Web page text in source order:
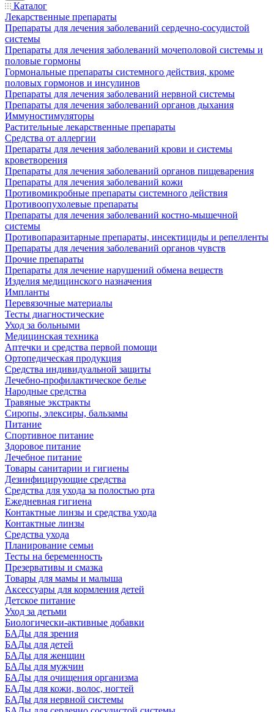
Каталог
Лекарственные препараты
Препараты для лечения заболеваний сердечно-сосудистой
системы
Препараты для лечения заболеваний мочеполовой системы и
половые гормоны
Гормональные препараты системного действия, кроме
половых гормонов и инсулинов
Препараты для лечения заболеваний нервной системы
Препараты для лечения заболеваний органов дыхания
Иммуностимуляторы
Растительные лекарственные препараты
Средства от аллергии
Препараты для лечения заболеваний крови и системы
кроветворения
Препараты для лечения заболеваний органов пищеварения
Препараты для лечения заболеваний кожи
Противомикробные препараты системного действия
Противоопухолевые препараты
Препараты для лечения заболеваний костно-мышечной
системы
Противопаразитарные препараты, инсектициды и репелленты
Препараты для лечения заболеваний органов чувств
Прочие препараты
Препараты для лечение нарушений обмена веществ
Изделия медицинского назначения
Импланты
Перевязочные материалы
Тесты диагностические
Уход за больными
Медицинская техника
Аптечки и средства первой помощи
Ортопедическая продукция
Средства индивидуальной защиты
Лечебно-профилактическое белье
Народные средства
Травяные экстракты
Сиропы, элексиры, бальзамы
Питание
Спортивное питание
Здоровое питание
Лечебное питание
Товары санитарии и гигиены
Дезинфицирующие средства
Средства для ухода за полостью рта
Ежедневная гигиена
Контактные линзы и средства ухода
Контактные линзы
Средства ухода
Планирование семьи
Тесты на беременность
Презервативы и смазка
Товары для мамы и малыша
Аксессуары для кормления детей
Детское питание
Уход за детьми
Биологически-активные добавки
БАДы для зрения
БАДы для детей
БАДы для женщин
БАДы для мужчин
БАДы для очищения организма
БАДы для кожи, волос, ногтей
БАДы для нервной системы